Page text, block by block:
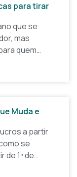
para tirar
que se
mas
quem
um
Muda e
a partir
se
de 1º de